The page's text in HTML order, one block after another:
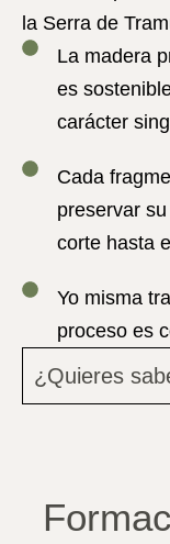
la Serra de
La madera
es
carácter
Cada
preservar
corte hasta
Yo misma
proceso es
¿Quieres